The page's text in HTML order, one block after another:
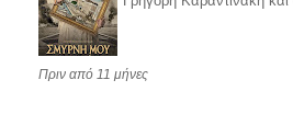
Πριν από 11 μήνες